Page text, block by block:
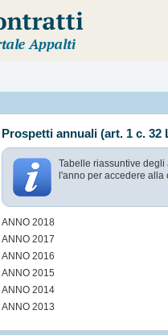
Prospetti annuali (art. 1 c. 32
Tabelle riassuntive
l'anno per accedere
ANNO 2018
ANNO 2017
ANNO 2016
ANNO 2015
ANNO 2014
ANNO 2013